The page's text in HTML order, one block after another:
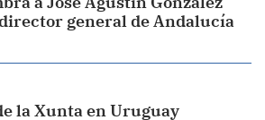
general de Andalucía
la Xunta en Uruguay